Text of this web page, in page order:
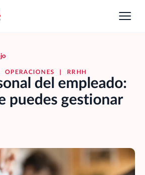
OPERACIONES RRHH
del empleado:
puedes gestionar